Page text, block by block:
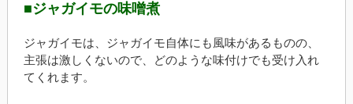
■ジャガイモの味噌煮
ジャガイモは、ジャガイモ自体にも風味があるものの、
主張は激しくないので、どのような味付けでも受け入れ
てくれます。